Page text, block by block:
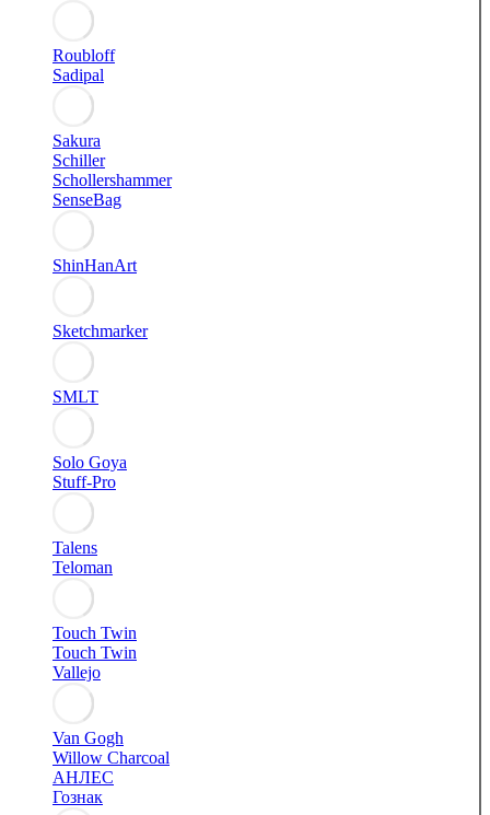
Roubloff
Sadipal
Sakura
Schiller
Schollershammer
SenseBag
ShinHanArt
Sketchmarker
SMLT
Solo Goya
Stuff-Pro
Talens
Teloman
Touch Twin
Touch Twin
Vallejo
Van Gogh
Willow Charcoal
АНЛЕС
Гознак